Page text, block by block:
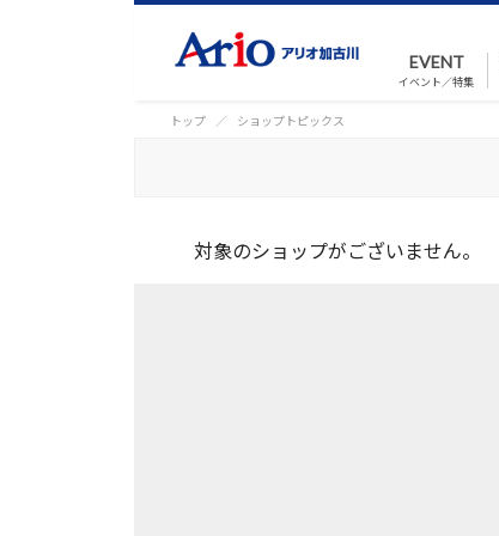
EVENT
イベント／特集
トップ ショップトピックス
対象のショップがございません。